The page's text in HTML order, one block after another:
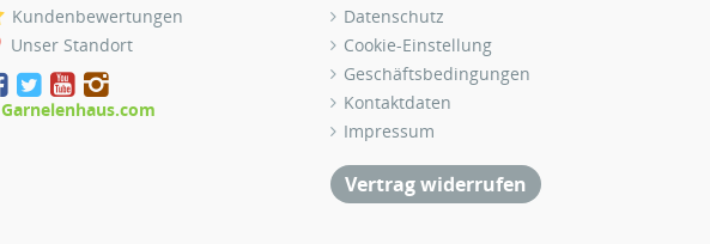
Kundenbewertungen
Unser Standort
Garnelenhaus.com
Datenschutz
Cookie-Einstellung
Geschäftsbedingungen
Kontaktdaten
Impressum
Vertrag widerrufen